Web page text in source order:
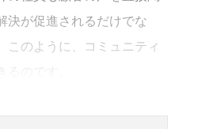
決が促進されるだけでな
このように、コミュニティ